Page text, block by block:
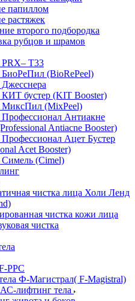
папиллом
растяжек
второго подбородка
рубцов и шрамов
T33
(BioRePeel)
бустер (KIT Booster)
(MixPeel)
Антиакне
Antiacne Вooster)
Ацет Бустер
Acet Booster)
(Cimel)
чистка лица Холи Ленд
чистка кожи лица
чистка
PPC
Ф-Магистрал( F-Magistral)
лифтинг тела